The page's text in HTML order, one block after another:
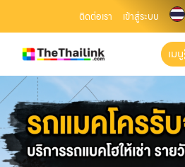
ติดต่อเรา เข้าสู่ระบบ
เมนู